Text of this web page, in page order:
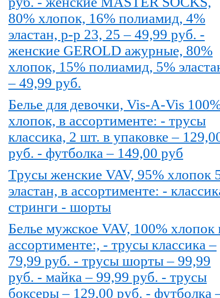
80% хлопок, 16% полиамид, 4%
эластан, р-р 23, 25 – 49,99 руб. -
женские GEROLD ажурные, 80%
хлопок, 15% полиамид, 5%
– 49,99 руб.
Белье для девочки, Vis-A-Vis
хлопок, в ассортименте: - трусы
классика, 2 шт. в упаковке –
руб. - футболка – 149,00 руб
Трусы женские VAV, 95% хлопок
эластан, в ассортименте: -
стринги - шорты
Белье мужское VAV, 100% хлопок
ассортименте:, - трусы классика –
79,99 руб. - трусы шорты – 99,99
руб. - майка – 99,99 руб. - трусы
боксеры – 129,00 руб. - футболка